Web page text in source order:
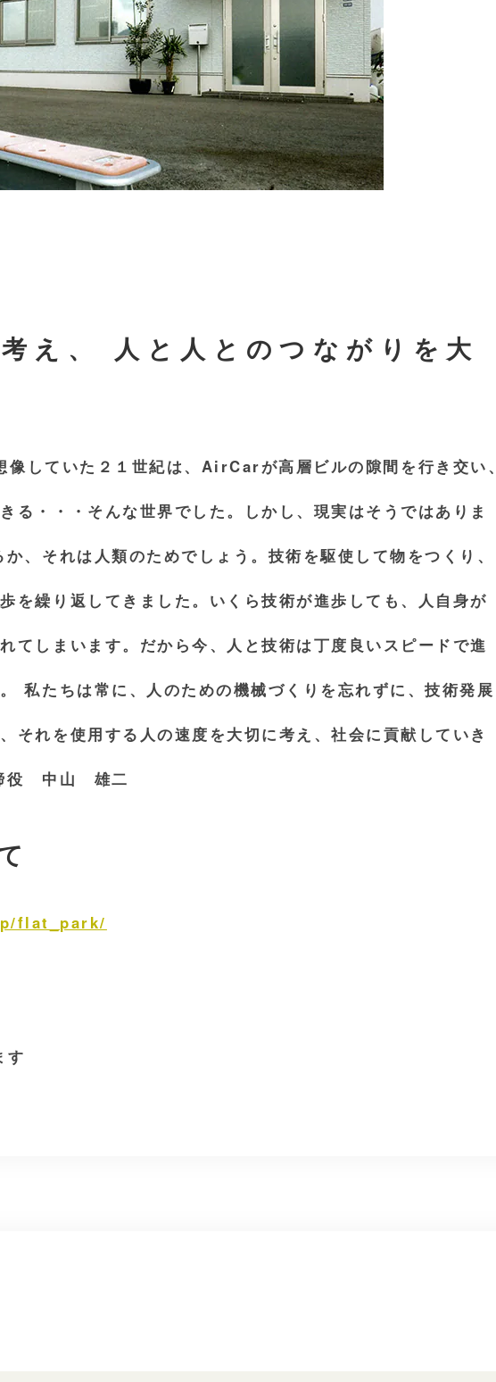
え、 人と人とのつながりを大
していた２１世紀は、AirCarが高層ビルの隙間を行き交い、
る・・・そんな世界でした。しかし、現実はそうではありま
、それは人類のためでしょう。技術を駆使して物をつくり、
を繰り返してきました。いくら技術が進歩しても、人自身が
てしまいます。だから今、人と技術は丁度良いスピードで進
私たちは常に、人のための機械づくりを忘れずに、技術発展
それを使用する人の速度を大切に考え、社会に貢献していき
役 中山 雄二
flat_park/
す